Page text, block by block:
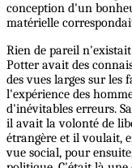
conception d'un
matérielle
Rien de pareil
Potter avait des
des vues larges sur les
l'expérience des
d'inévitables erreurs.
il avait la volonté de
étrangère et il voulait,
vue social, pour